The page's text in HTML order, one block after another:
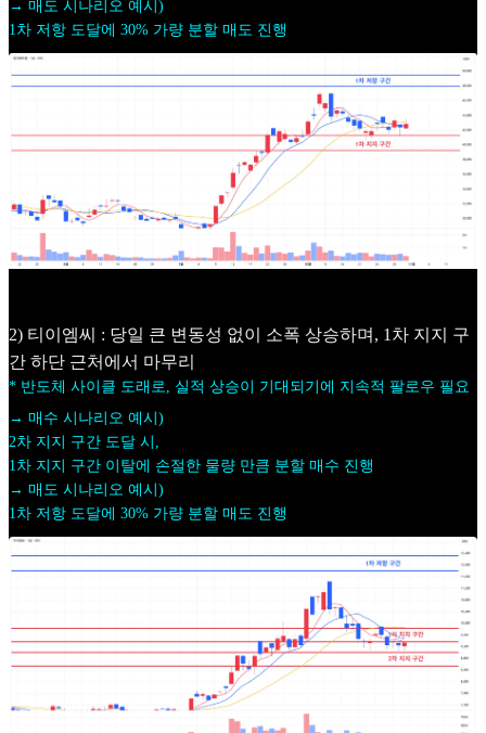
→ 매도 시나리오 예시)
1차 저항 도달에 30% 가량 분할 매도 진행
2) 티이엠씨 : 당일 큰 변동성 없이 소폭 상승하며, 1차 지지 구
간 하단 근처에서 마무리
* 반도체 사이클 도래로, 실적 상승이 기대되기에 지속적 팔로우 필요
→ 매수 시나리오 예시)
2차 지지 구간 도달 시,
1차 지지 구간 이탈에 손절한 물량 만큼 분할 매수 진행
→ 매도 시나리오 예시)
1차 저항 도달에 30% 가량 분할 매도 진행